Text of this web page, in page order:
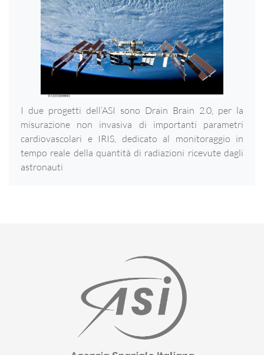
I due progetti dell’ASI sono Drain Brain 2.0, per la
misurazione non invasiva di importanti parametri
cardiovascolari e IRIS, dedicato al monitoraggio in
tempo reale della quantità di radiazioni ricevute dagli
astronauti